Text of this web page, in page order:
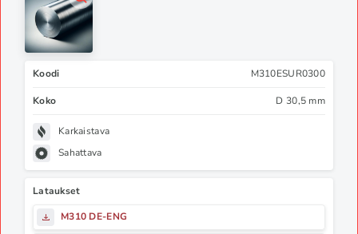
Koodi M310ESUR0300
Koko D 30,5 mm
Karkaistava
Sahattava
Lataukset
M310 DE-ENG